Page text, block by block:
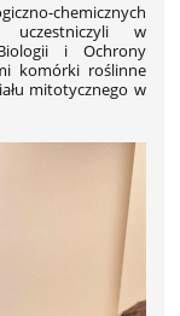
chemicznych
uczestniczyli w
i Ochrony
komórki roślinne
mitotycznego w